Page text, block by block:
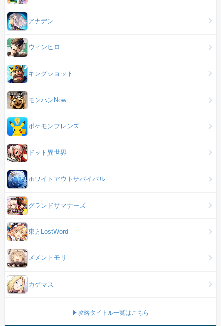
アナデン
ウィンヒロ
キングショット
モンハンNow
ポケモンフレンズ
ドット異世界
ホワイトアウトサバイバル
グランドサマナーズ
東方LostWord
メメントモリ
カゲマス
▶攻略タイトル一覧はこちら